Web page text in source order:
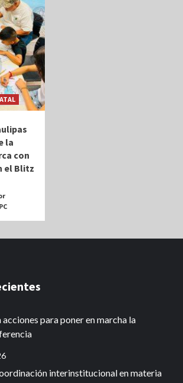
la
con
el Blitz
para poner en marcha la
interinstitucional en materia